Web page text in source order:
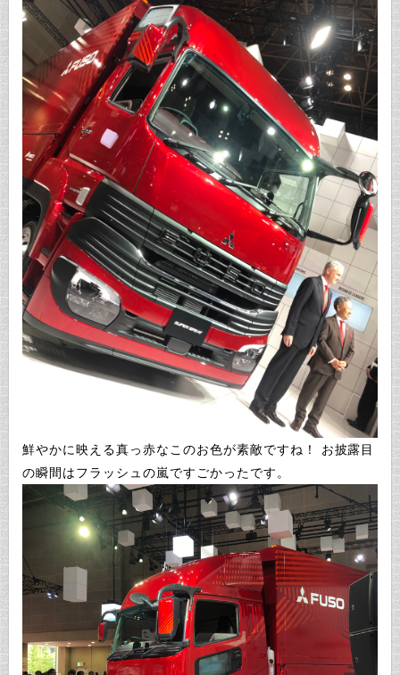
鮮やかに映える真っ赤なこのお色が素敵ですね！ お披露目
の瞬間はフラッシュの嵐ですごかったです。